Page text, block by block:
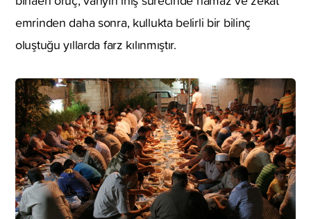
emrinden daha sonra, kullukta belirli bir bilinç
oluştuğu yıllarda farz kılınmıştır.